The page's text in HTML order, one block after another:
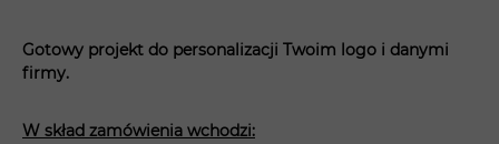
Gotowy projekt do personalizacji Twoim logo i danymi
firmy.
W skład zamówienia wchodzi: